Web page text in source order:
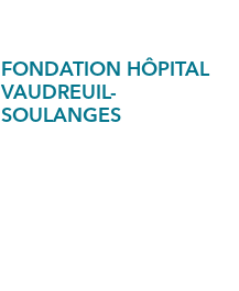
FONDATION HÔPITAL
VAUDREUIL-
SOULANGES